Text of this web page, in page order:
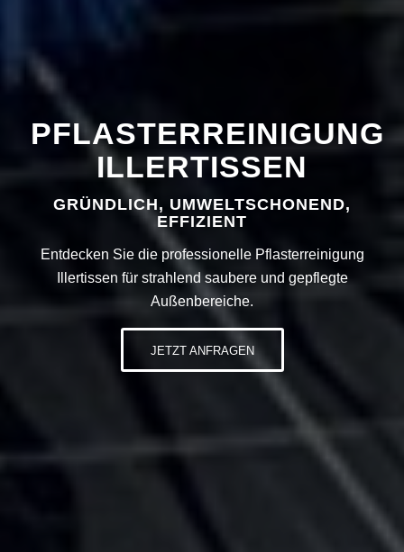
PFLASTERREINIGUNG
ILLERTISSEN
GRÜNDLICH, UMWELTSCHONEND,
EFFIZIENT
Entdecken Sie die professionelle Pflasterreinigung
Illertissen für strahlend saubere und gepflegte
Außenbereiche.
JETZT ANFRAGEN